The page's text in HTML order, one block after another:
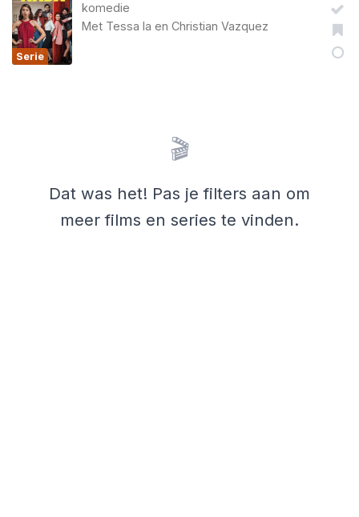
Serie
komedie
Met Tessa Ia en Christian Vazquez
🎬
Dat was het! Pas je filters aan om
meer films en series te vinden.